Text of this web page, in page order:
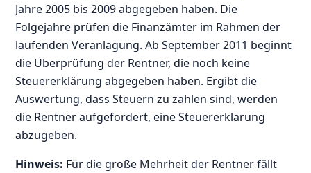
Jahre 2005 bis 2009 abgegeben haben. Die
Folgejahre prüfen die Finanzämter im Rahmen der
laufenden Veranlagung. Ab September 2011 beginnt
die Überprüfung der Rentner, die noch keine
Steuererklärung abgegeben haben. Ergibt die
Auswertung, dass Steuern zu zahlen sind, werden
die Rentner aufgefordert, eine Steuererklärung
abzugeben.
Hinweis: Für die große Mehrheit der Rentner fällt